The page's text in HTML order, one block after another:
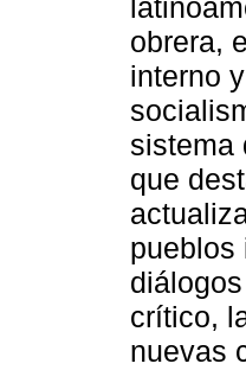
obrera,
interno
sistema
que
pueblos
crítico,
nuevas